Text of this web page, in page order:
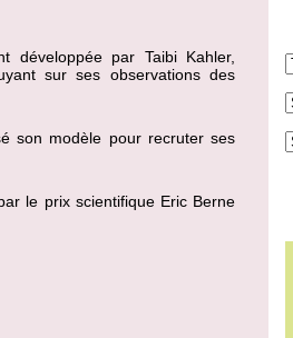
développée par Taibi Kahler,
sur ses observations des
son modèle pour recruter ses
le prix scientifique Eric Berne